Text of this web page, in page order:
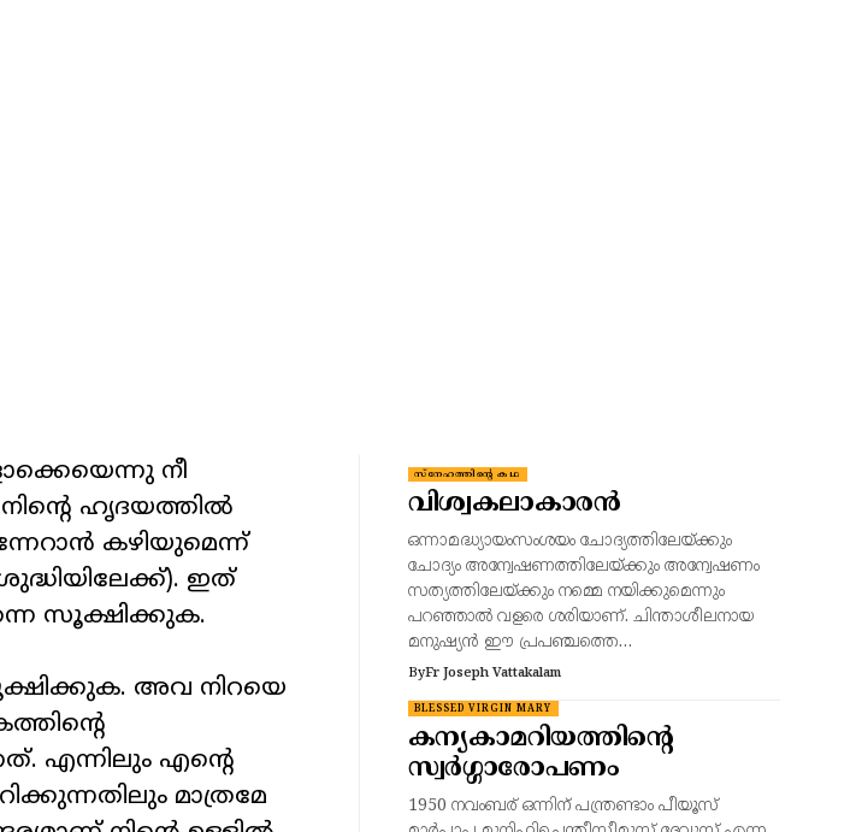
നീ
നിന്റെ ഹൃദയത്തിൽ
കഴിയുമെന്ന്
ഇത്
സൂക്ഷിക്കുക.
അവ നിറയെ
എന്നിലും എന്റെ
മാത്രമേ
സ്നേഹത്തിന്റെ കഥ
വിശ്വകലാകാരൻ
ഒന്നാമദ്ധ്യായംസംശയം ചോദ്യത്തിലേയ്ക്കും
ചോദ്യം അന്വേഷണത്തിലേയ്ക്കും അന്വേഷണം
സത്യത്തിലേയ്ക്കും നമ്മെ നയിക്കുമെന്നും
പറഞ്ഞാൽ വളരെ ശരിയാണ്. ചിന്താശീലനായ
മനുഷ്യൻ ഈ പ്രപഞ്ചത്തെ…
ByFr Joseph Vattakalam
BLESSED VIRGIN MARY
കന്യകാമറിയത്തിന്റെ
സ്വർഗ്ഗാരോപണം
1950 നവംബര് ഒന്നിന് പന്ത്രണ്ടാം പീയൂസ്